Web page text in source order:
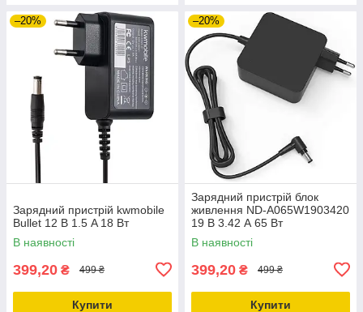
–20%
Зарядний пристрій kwmobile
Bullet 12 В 1.5 A 18 Вт
В наявності
399,20 ₴ 499 ₴
Купити
–20%
Зарядний пристрій блок
живлення ND-A065W1903420
19 В 3.42 А 65 Вт
В наявності
399,20 ₴ 499 ₴
Купити